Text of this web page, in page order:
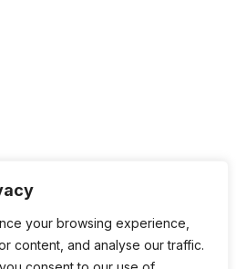
your browsing experience,
content, and analyse our traffic.